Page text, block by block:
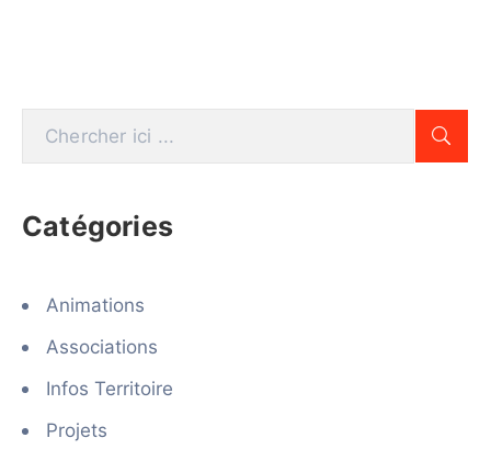
Catégories
Animations
Associations
Infos Territoire
Projets